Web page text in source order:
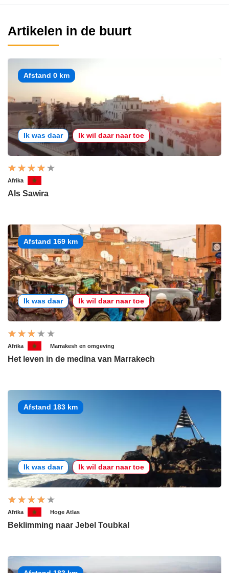
Artikelen in de buurt
Afstand 0 km
Ik was daar Ik wil daar naar toe
Afrika
Als Sawira
Afstand 169 km
Ik was daar Ik wil daar naar toe
Afrika Marrakesh en omgeving
Het leven in de medina van Marrakech
Afstand 183 km
Ik was daar Ik wil daar naar toe
Afrika Hoge Atlas
Beklimming naar Jebel Toubkal